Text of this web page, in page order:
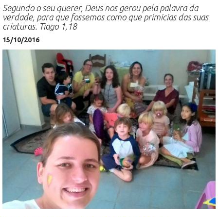
Segundo o seu querer, Deus nos gerou pela palavra da
verdade, para que fossemos como que primicias das suas
criaturas. Tiago 1,18
15/10/2016